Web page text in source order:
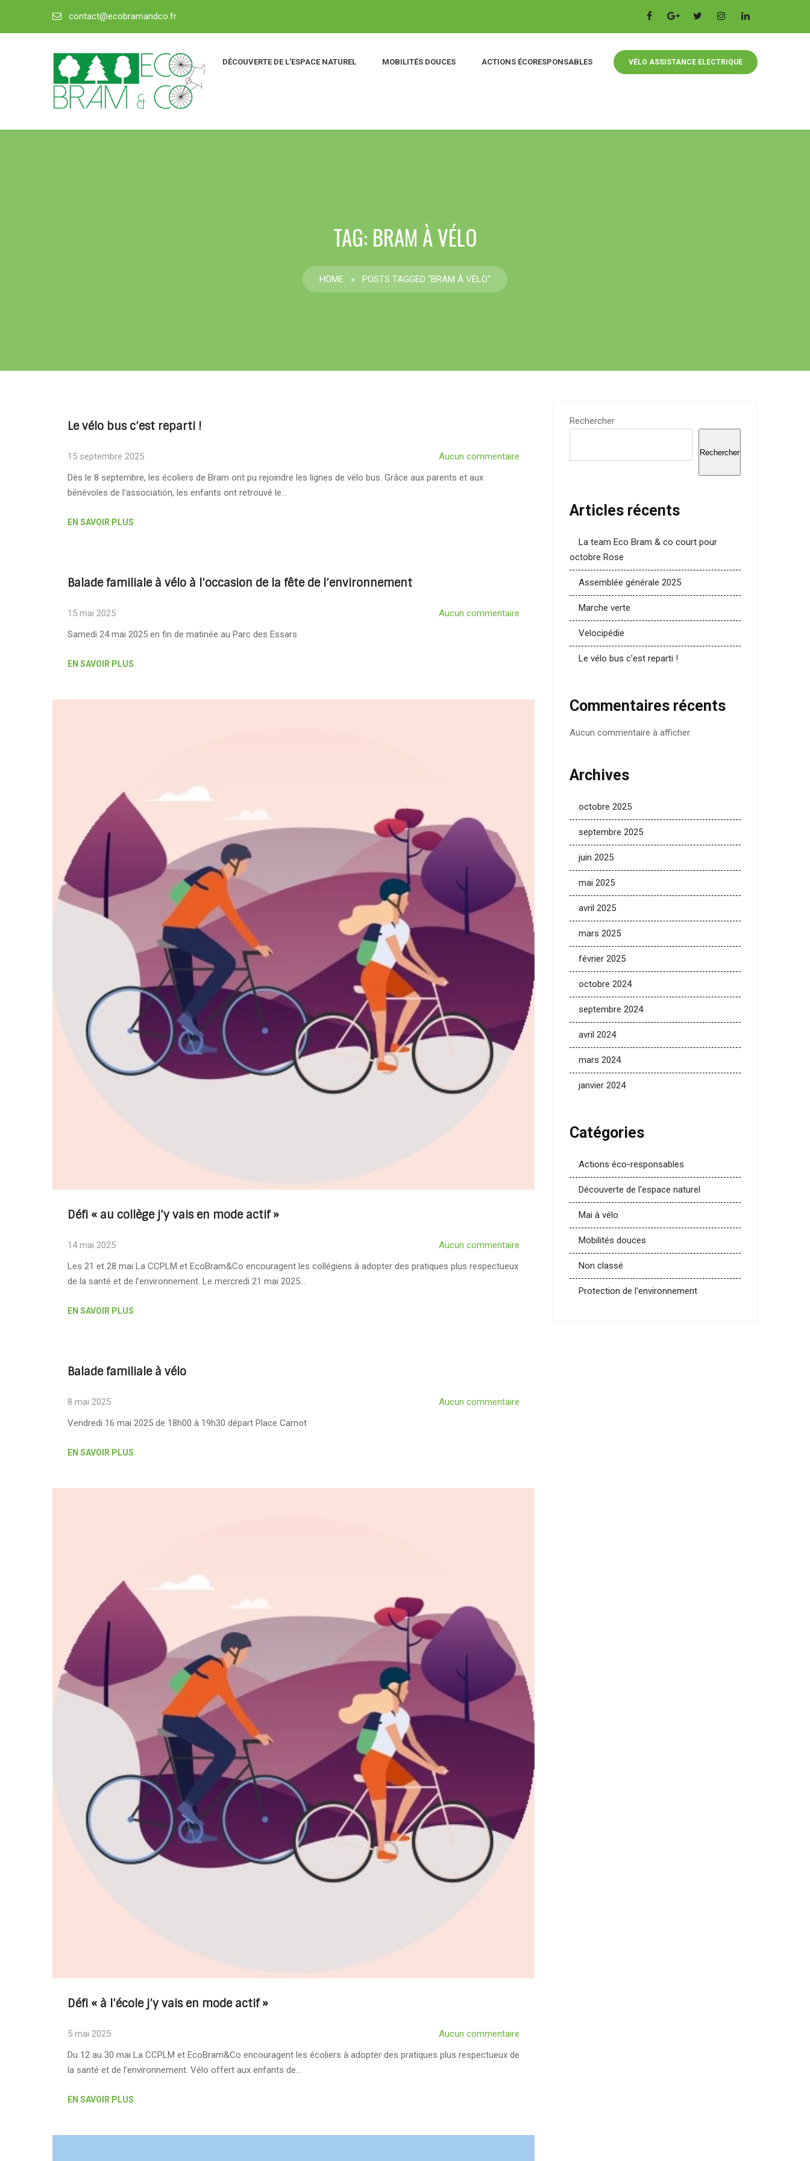
contact@ecobramandco.fr
DÉCOUVERTE DE L’ESPACE NATUREL MOBILITÉS DOUCES ACTIONS ÉCORESPONSABLES VÉLO ASSISTANCE ELECTRIQUE
TAG: BRAM À VÉLO
HOME » POSTS TAGGED "BRAM À VÉLO"
Le vélo bus c’est reparti !
15 septembre 2025
Aucun commentaire
Dès le 8 septembre, les écoliers de Bram ont pu rejoindre les lignes de vélo bus. Grâce aux parents et aux
bénévoles de l’association, les enfants ont retrouvé le…
EN SAVOIR PLUS
Balade familiale à vélo à l’occasion de la fête de l’environnement
15 mai 2025
Aucun commentaire
Samedi 24 mai 2025 en fin de matinée au Parc des Essars
EN SAVOIR PLUS
Défi « au collège j’y vais en mode actif »
14 mai 2025
Aucun commentaire
Les 21 et 28 mai La CCPLM et EcoBram&Co encouragent les collégiens à adopter des pratiques plus respectueux
de la santé et de l’environnement. Le mercredi 21 mai 2025…
EN SAVOIR PLUS
Balade familiale à vélo
8 mai 2025
Aucun commentaire
Vendredi 16 mai 2025 de 18h00 à 19h30 départ Place Carnot
EN SAVOIR PLUS
Défi « à l’école j’y vais en mode actif »
5 mai 2025
Aucun commentaire
Du 12 au 30 mai La CCPLM et EcoBram&Co encouragent les écoliers à adopter des pratiques plus respectueux de
la santé et de l’environnement. Vélo offert aux enfants de…
EN SAVOIR PLUS
Rechercher
Rechercher
Articles récents
La team Eco Bram & co court pour
octobre Rose
Assemblée générale 2025
Marche verte
Velocipédie
Le vélo bus c’est reparti !
Commentaires récents
Aucun commentaire à afficher.
Archives
octobre 2025
septembre 2025
juin 2025
mai 2025
avril 2025
mars 2025
février 2025
octobre 2024
septembre 2024
avril 2024
mars 2024
janvier 2024
Catégories
Actions éco-responsables
Découverte de l'espace naturel
Mai à vélo
Mobilités douces
Non classé
Protection de l'environnement